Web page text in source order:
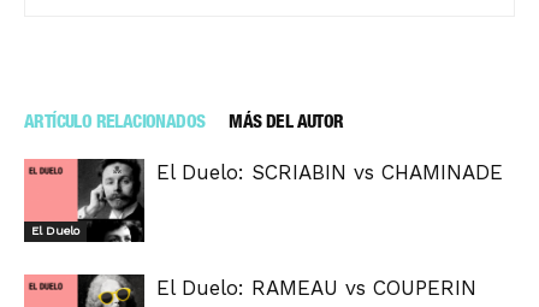
ARTÍCULO RELACIONADOS MÁS DEL AUTOR
El Duelo
El Duelo: SCRIABIN vs CHAMINADE
El Duelo: RAMEAU vs COUPERIN